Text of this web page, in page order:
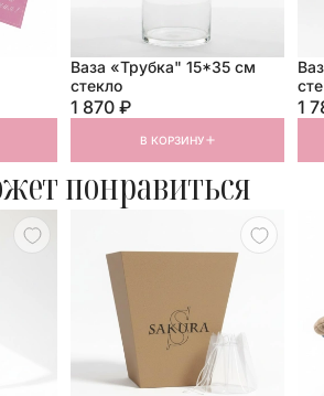
Ваза «Трубка" 15*35 см
стекло
1 870 ₽
В КОРЗИНУ
1
понравиться